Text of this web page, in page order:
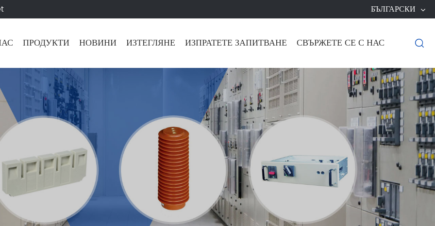
БЪЛГАРСКИ
ПРОДУКТИ НОВИНИ ИЗТЕГЛЯНЕ ИЗПРАТЕТЕ ЗАПИТВАНЕ СВЪРЖЕТЕ СЕ С НАС 